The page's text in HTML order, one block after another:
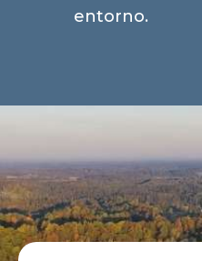
entorno.